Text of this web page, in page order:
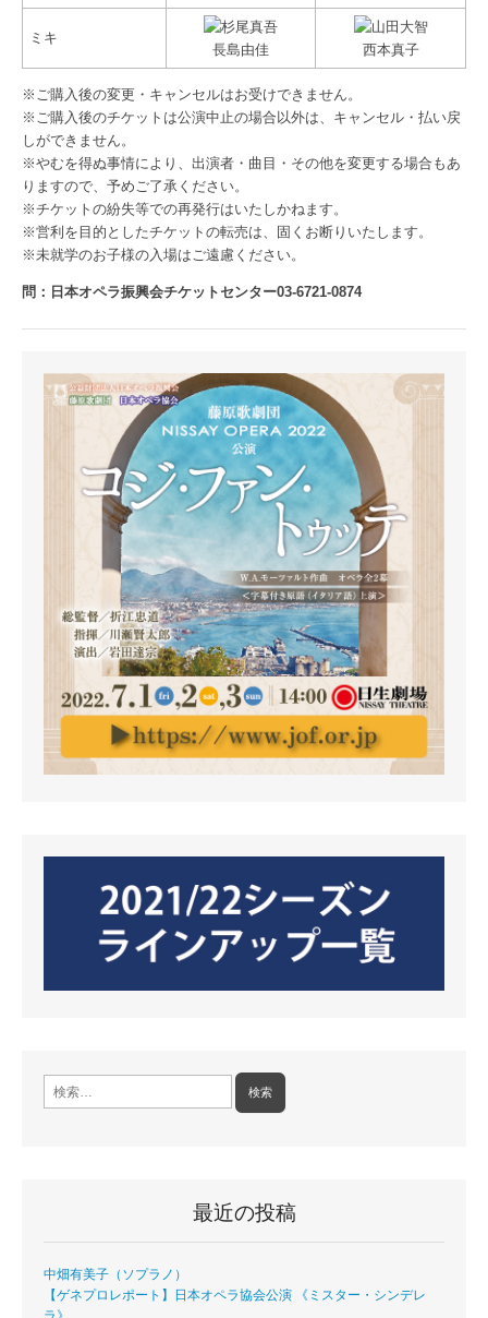
ミキ
長島由佳 西本真子
※ご購入後の変更・キャンセルはお受けできません。
※ご購入後のチケットは公演中止の場合以外は、キャンセル・払い戻
しができません。
※やむを得ぬ事情により、出演者・曲目・その他を変更する場合もあ
りますので、予めご了承ください。
※チケットの紛失等での再発行はいたしかねます。
※営利を目的としたチケットの転売は、固くお断りいたします。
※未就学のお子様の入場はご遠慮ください。
問：日本オペラ振興会チケットセンター03-6721-0874
索:
最近の投稿
中畑有美子（ソプラノ）
【ゲネプロレポート】日本オペラ協会公演 《ミスター・シンデレ
ラ》